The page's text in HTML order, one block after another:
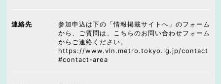
連絡先
参加申込は下の「情報掲載サイトへ」のフォーム
から、ご質問は、こちらのお問い合わせフォーム
からご連絡ください。
https://www.vln.metro.tokyo.lg.jp/contact
#contact-area